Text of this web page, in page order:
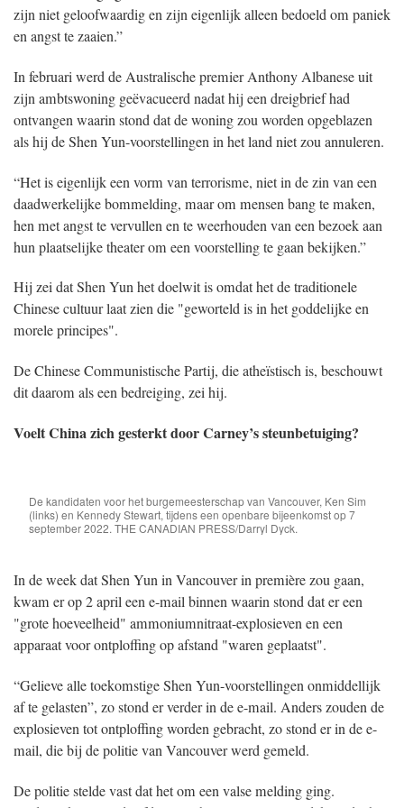
zijn niet geloofwaardig en zijn eigenlijk alleen bedoeld om paniek
en angst te zaaien.”
In februari werd de Australische premier Anthony Albanese uit
zijn ambtswoning geëvacueerd nadat hij een dreigbrief had
ontvangen waarin stond dat de woning zou worden opgeblazen
als hij de Shen Yun-voorstellingen in het land niet zou annuleren.
“Het is eigenlijk een vorm van terrorisme, niet in de zin van een
daadwerkelijke bommelding, maar om mensen bang te maken,
hen met angst te vervullen en te weerhouden van een bezoek aan
hun plaatselijke theater om een voorstelling te gaan bekijken.”
Hij zei dat Shen Yun het doelwit is omdat het de traditionele
Chinese cultuur laat zien die "geworteld is in het goddelijke en
morele principes".
De Chinese Communistische Partij, die atheïstisch is, beschouwt
dit daarom als een bedreiging, zei hij.
Voelt China zich gesterkt door Carney’s steunbetuiging?
De kandidaten voor het burgemeesterschap van Vancouver, Ken Sim
(links) en Kennedy Stewart, tijdens een openbare bijeenkomst op 7
september 2022. THE CANADIAN PRESS/Darryl Dyck.
In de week dat Shen Yun in Vancouver in première zou gaan,
kwam er op 2 april een e-mail binnen waarin stond dat er een
"grote hoeveelheid" ammoniumnitraat-explosieven en een
apparaat voor ontploffing op afstand "waren geplaatst".
“Gelieve alle toekomstige Shen Yun-voorstellingen onmiddellijk
af te gelasten”, zo stond er verder in de e-mail. Anders zouden de
explosieven tot ontploffing worden gebracht, zo stond er in de e-
mail, die bij de politie van Vancouver werd gemeld.
De politie stelde vast dat het om een valse melding ging.